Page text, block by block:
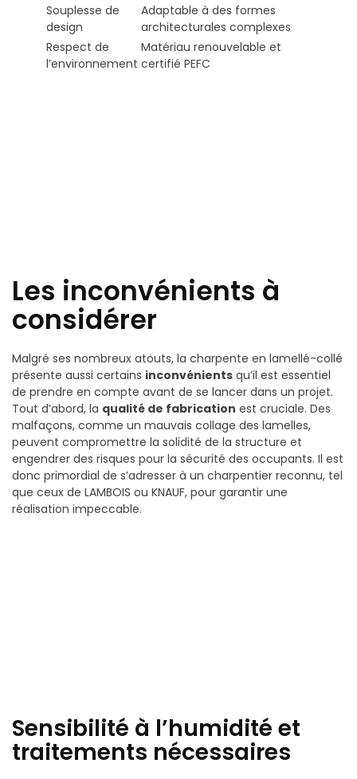
Souplesse de
design
Adaptable à des formes
architecturales complexes
Respect de
l’environnement
Matériau renouvelable et
certifié PEFC
Les inconvénients à
considérer
Malgré ses nombreux atouts, la charpente en lamellé-collé
présente aussi certains inconvénients qu’il est essentiel
de prendre en compte avant de se lancer dans un projet.
Tout d’abord, la qualité de fabrication est cruciale. Des
malfaçons, comme un mauvais collage des lamelles,
peuvent compromettre la solidité de la structure et
engendrer des risques pour la sécurité des occupants. Il est
donc primordial de s’adresser à un charpentier reconnu, tel
que ceux de LAMBOIS ou KNAUF, pour garantir une
réalisation impeccable.
Sensibilité à l’humidité et
traitements nécessaires